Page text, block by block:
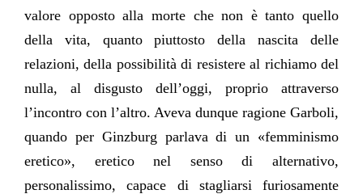
valore opposto alla morte che non è tanto quello
della vita, quanto piuttosto della nascita delle
relazioni, della possibilità di resistere al richiamo del
nulla, al disgusto dell’oggi, proprio attraverso
l’incontro con l’altro. Aveva dunque ragione Garboli,
quando per Ginzburg parlava di un «femminismo
eretico», eretico nel senso di alternativo,
personalissimo, capace di stagliarsi furiosamente